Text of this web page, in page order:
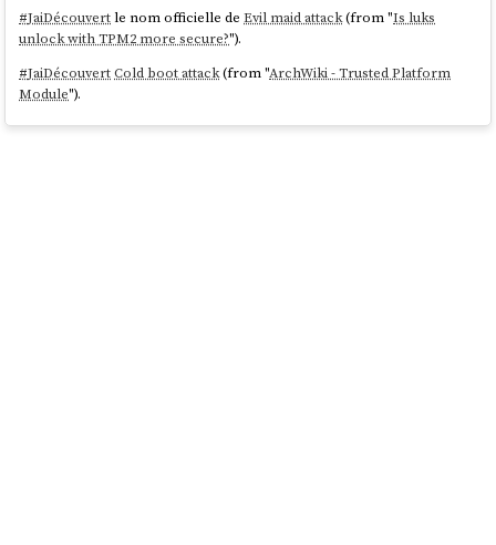
#JaiDécouvertle nom officielle deEvil maid attack(from "Is luks
unlock with TPM2 more secure?").
#JaiDécouvert Cold boot attack(from "ArchWiki - Trusted Platform
Module").